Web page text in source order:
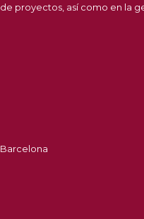
proyectos, así como en la
Barcelona